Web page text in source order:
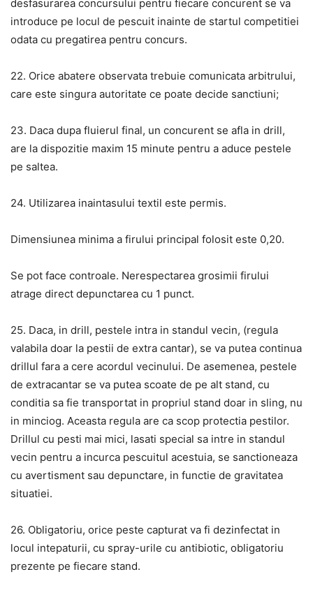
desfasurarea concursului pentru fiecare concurent se va
introduce pe locul de pescuit inainte de startul competitiei
odata cu pregatirea pentru concurs.
22. Orice abatere observata trebuie comunicata arbitrului,
care este singura autoritate ce poate decide sanctiuni;
23. Daca dupa fluierul final, un concurent se afla in drill,
are la dispozitie maxim 15 minute pentru a aduce pestele
pe saltea.
24. Utilizarea inaintasului textil este permis.
Dimensiunea minima a firului principal folosit este 0,20.
Se pot face controale. Nerespectarea grosimii firului
atrage direct depunctarea cu 1 punct.
25. Daca, in drill, pestele intra in standul vecin, (regula
valabila doar la pestii de extra cantar), se va putea continua
drillul fara a cere acordul vecinului. De asemenea, pestele
de extracantar se va putea scoate de pe alt stand, cu
conditia sa fie transportat in propriul stand doar in sling, nu
in minciog. Aceasta regula are ca scop protectia pestilor.
Drillul cu pesti mai mici, lasati special sa intre in standul
vecin pentru a incurca pescuitul acestuia, se sanctioneaza
cu avertisment sau depunctare, in functie de gravitatea
situatiei.
26. Obligatoriu, orice peste capturat va fi dezinfectat in
locul intepaturii, cu spray-urile cu antibiotic, obligatoriu
prezente pe fiecare stand.